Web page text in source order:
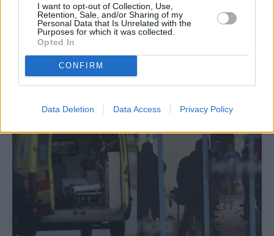
I want to opt-out of Collection, Use,
Retention, Sale, and/or Sharing of my
Personal Data that Is Unrelated with the
Purposes for which it was collected.
Opted In
CONFIRM
Data Deletion Data Access Privacy Policy
ΕΛΛΑΔΑ
Τραγωδία στις Σέρρες: «Έγινε ένα έργο
στο σχολείο για το οποίο διαφωνούσα»,
λέει ο διευθυντής του σχολείου